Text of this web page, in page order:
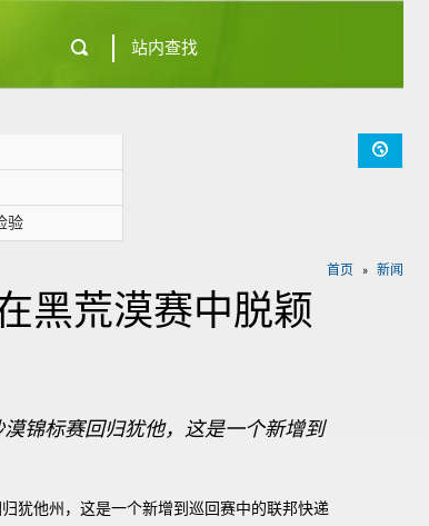
验
首页 新闻
黑荒漠赛中脱颖
锦标赛回归犹他，这是一个新增到
他州，这是一个新增到巡回赛中的联邦快递